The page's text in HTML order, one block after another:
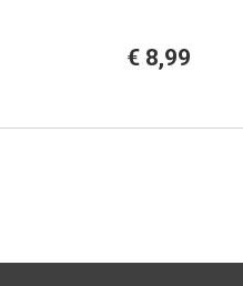
€ 8,99